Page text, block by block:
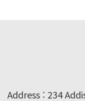
Address : 234